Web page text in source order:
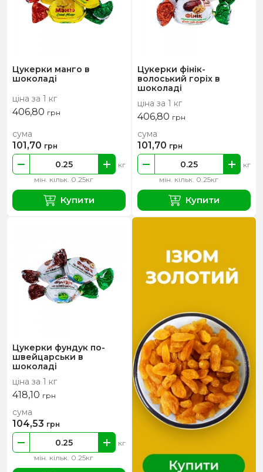
Цукерки манго в
шоколаді
ціна за 1 кг
406,80 грн
мін. кільк. 0.25кг
кг
сума
101,70 грн
Купити
Цукерки фінік-
волоський горіх в
шоколаді
ціна за 1 кг
406,80 грн
мін. кільк. 0.25кг
кг
сума
101,70 грн
Купити
Цукерки фундук по-
швейцарськи в
шоколаді
ціна за 1 кг
418,10 грн
мін. кільк. 0.25кг
кг
сума
104,53 грн